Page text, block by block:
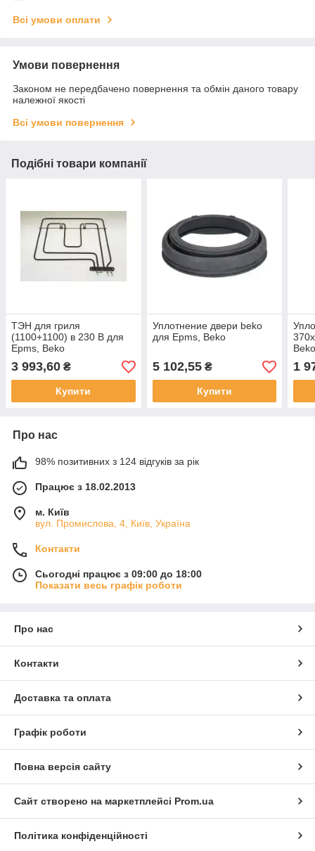
Всі умови оплати
Умови повернення
Законом не передбачено повернення та обмін даного товару
належної якості
Всі умови повернення
Подібні товари компанії
ТЭН для гриля
(1100+1100) в 230 В для
Epms, Beko
3 993,60 ₴
Купити
Уплотнение двери beko
для Epms, Beko
5 102,55₴
Купити
1
Про нас
98% позитивних з 124 відгуків за рік
Працює з 18.02.2013
м. Київ
вул. Промислова, 4, Київ, Україна
Контакти
Сьогодні працює з 09:00 до 18:00
Показати весь графік роботи
Про нас
Контакти
Доставка та оплата
Графік роботи
Повна версія сайту
Сайт створено на маркетплейсі Prom.ua
Політика конфіденційності